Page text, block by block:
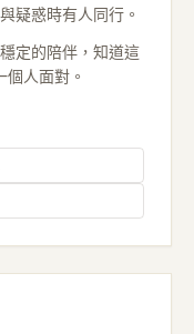
疑惑時有人同行。
定的陪伴，知道這
人面對。